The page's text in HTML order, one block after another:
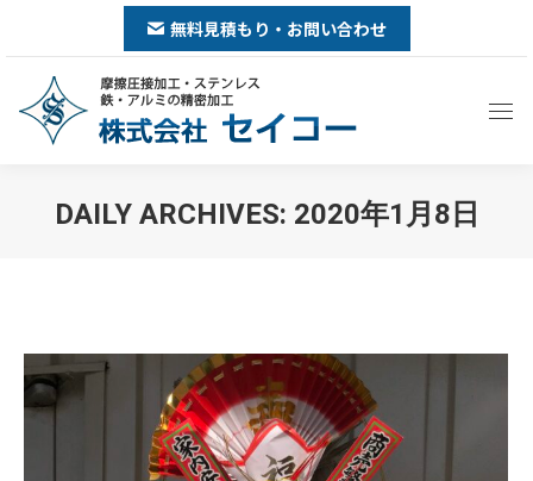
無料見積もり・お問い合わせ
DAILY ARCHIVES: 2020年1月8日